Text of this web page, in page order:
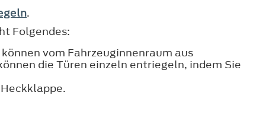
.
Folgendes:
vom Fahrzeuginnenraum aus
die Türen einzeln entriegeln, indem Sie